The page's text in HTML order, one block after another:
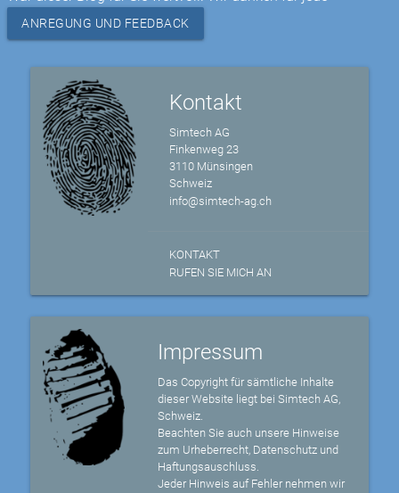
ANREGUNG UND FEEDBACK
Kontakt
Simtech AG
Finkenweg 23
3110 Münsingen
Schweiz
info@simtech-ag.ch
KONTAKT
RUFEN SIE MICH AN
Impressum
Das Copyright für sämtliche Inhalte
dieser Website liegt bei Simtech AG,
Schweiz.
Beachten Sie auch unsere Hinweise
zum Urheberrecht, Datenschutz und
Haftungsauschluss.
Jeder Hinweis auf Fehler nehmen wir